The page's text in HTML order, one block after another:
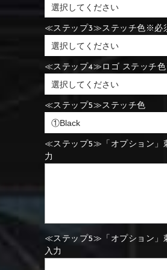
⑮Wine red
⑮Wine red
⑮Rose pink
⑲Yellow-green
⑮Rose pink
⑲Yellow-green
⑲Yellow-green
≪ステップ3≫ステッチ色※必
≪ステップ4≫ロゴ ステッチ
≪ステップ5≫ステッチ色
≪ステップ5≫「オプション」
力
≪ステップ5≫「オプション」
入力